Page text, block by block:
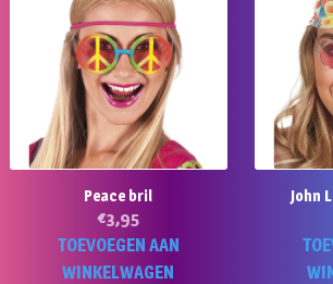
Peace bril
€3,95
TOEVOEGEN AAN
WINKELWAGEN
John